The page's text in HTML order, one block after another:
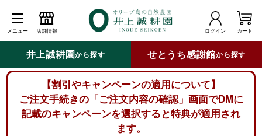
メニュー 店舗情報 ログイン カート
井上誠耕園から探す せとうち感謝館から探す
【割引やキャンペーンの適用について】
ご注文手続きの「ご注文内容の確認」画面でDMに
記載のキャンペーンを選択すると特典が適用され
ます。